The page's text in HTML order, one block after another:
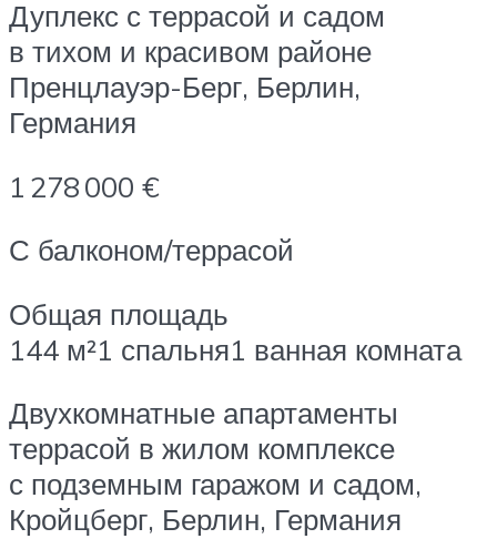
Дуплекс с террасой и садом
в тихом и красивом районе
Пренцлауэр-Берг, Берлин,
Германия
1 278 000 €
С балконом/террасой
Общая площадь
144 м²1 спальня1 ванная комната
Двухкомнатные апартаменты
террасой в жилом комплексе
с подземным гаражом и садом,
Кройцберг, Берлин, Германия